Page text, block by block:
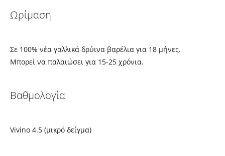
Ωρίμαση
Σε 100% νέα γαλλικά δρύινα βαρέλια για 18 μήνες.
Μπορεί να παλαιώσει για 15-25 χρόνια.
Βαθμολογία
Vivino 4.5 (μικρό δείγμα)